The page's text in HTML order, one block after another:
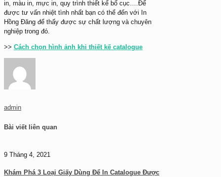
in, màu in, mực in, quy trình thiết kế bố cục….Để
được tư vấn nhiệt tình nhất bạn có thể đến với In
Hồng Đăng để thấy được sự chất lượng và chuyên
nghiệp trong đó.
>> Cách chọn hình ảnh khi thiết kế catalogue
admin
Bài viết liên quan
9 Tháng 4, 2021
Khám Phá 3 Loại Giấy Dùng Để In Catalogue Được